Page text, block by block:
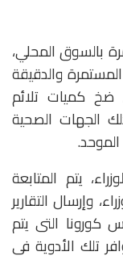
بالسوق المحلي،
والدقيقة
ضخ كميات تلائم
الجهات الصحية
يتم المتابعة
وإرسال التقارير
كورونا التى يتم
تلك الأدوية فى